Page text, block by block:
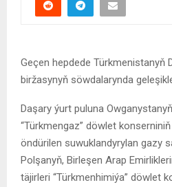
Geçen hepdede Türkmenistanyň
biržasynyň söwdalarynda
Daşary ýurt puluna
“Türkmengaz” döwlet
öndürilen suwuklandyrylan gazy
Polşanyň, Birleşen Arap
täjirleri “Türkmenhimiýa” döwlet